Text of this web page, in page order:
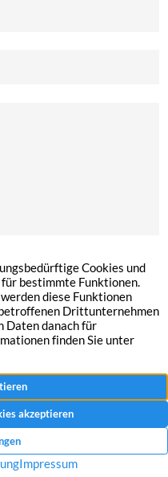
sich mit der Erfassung, Speicherung
Zweck der Bearbeitung Ihrer
und Widerrufshinweise